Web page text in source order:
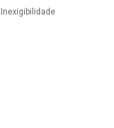
Inexigibilidade